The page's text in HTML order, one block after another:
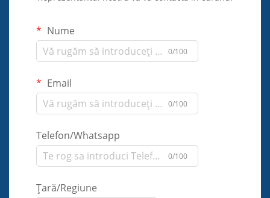
Nume
0/100
Email
0/100
Telefon/Whatsapp
0/100
Țară/Regiune